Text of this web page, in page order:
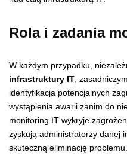
Rola i zadania
W każdym przypadku,
infrastruktury IT,
identyfikacja potencjalnych
wystąpienia awarii zanim do
monitoring IT wykryje
zyskują administratorzy danej
skuteczną eliminację problemu.